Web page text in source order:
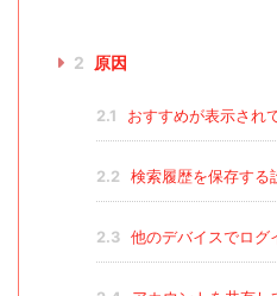
2 原因
2.1 おすすめが表示され
2.2 検索履歴を保存する
2.3 他のデバイスでログ